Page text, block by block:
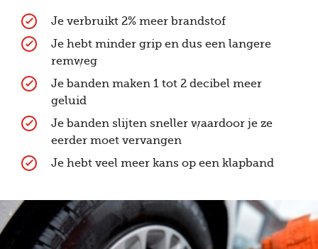
Je verbruikt 2% meer brandstof
Je hebt minder grip en dus een langere
remweg
Je banden maken 1 tot 2 decibel meer
geluid
Je banden slijten sneller waardoor je ze
eerder moet vervangen
Je hebt veel meer kans op een klapband